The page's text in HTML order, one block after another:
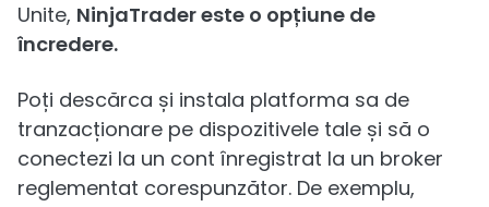
Unite, NinjaTrader este o opțiune de
încredere.
Poți descărca și instala platforma sa de
tranzacționare pe dispozitivele tale și să o
conectezi la un cont înregistrat la un broker
reglementat corespunzător. De exemplu,